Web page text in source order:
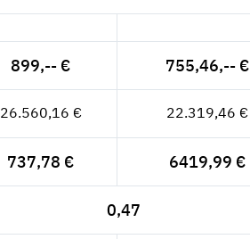
899,-- € 755,46,-- €
26.560,16 € 22.319,46 €
737,78 € 6419,99 €
0,47